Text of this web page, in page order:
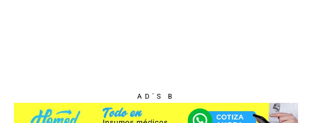
AD'S B